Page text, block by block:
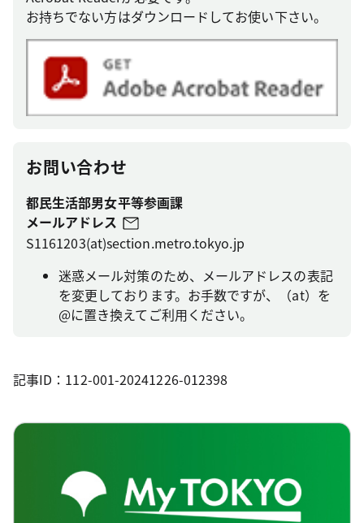
お持ちでない方はダウンロードしてお使い下さい。
お問い合わせ
都民生活部男女平等参画課
メールアドレス
S1161203(at)section.metro.tokyo.jp
迷惑メール対策のため、メールアドレスの表記
を変更しております。お手数ですが、（at）を
@に置き換えてご利用ください。
記事ID：112-001-20241226-012398